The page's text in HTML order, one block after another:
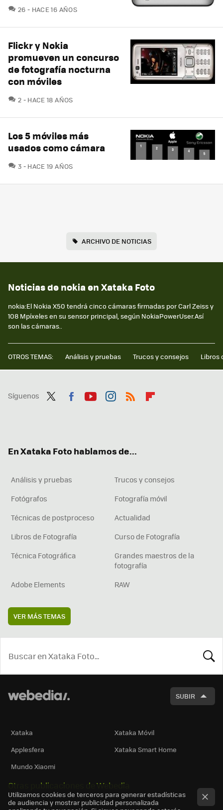
26 COMENTARIOS
HACE 16 AÑOS
Flickr y Nokia
promueven un concurso
de fotografía nocturna
con móviles
2 COMENTARIOS
HACE 18 AÑOS
Los 5 móviles más
usados como cámara
3 COMENTARIOS
HACE 19 AÑOS
ARCHIVO DE NOTICIAS
Noticias de nokia en Xataka Foto
nokia:El Nokia X50 tendrá cinco cámaras firmadas por Carl Zeiss y
108 Mpíxeles en su sensor principal, según NokiaPowerUser.Así
son las cámaras..
OTROS TEMAS: Análisis y pruebas Trucos y consejos Libros
Síguenos
En Xataka Foto hablamos de...
Análisis y pruebas
Trucos y consejos
Fotógrafos
Fotografía móvil
Técnicas de postproceso
Actualidad
Libros de Fotografía
Curso de Fotografía
Técnica Fotográfica
Grandes maestros de la
fotografía
Adobe Elements
RAW
VER MÁS TEMAS
SUBIR
Xataka
Xataka Móvil
Applesfera
Xataka Smart Home
Mundo Xiaomi
Otras publicaciones de Webedia
Utilizamos cookies de terceros para generar estadísticas
de audiencia y mostrar publicidad personalizada